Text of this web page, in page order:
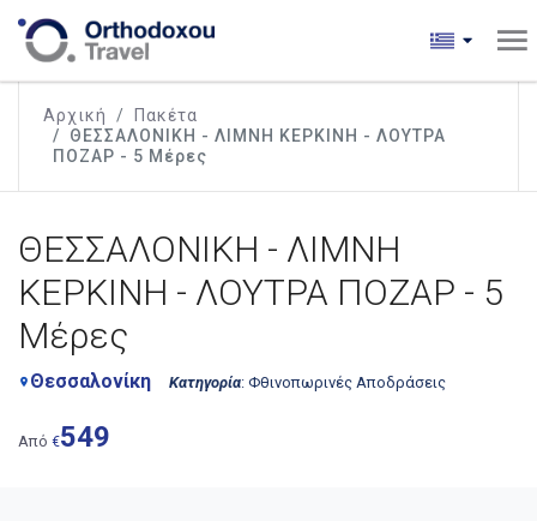
Αρχική
Πακέτα
ΘΕΣΣΑΛΟΝΙΚΗ - ΛΙΜΝΗ ΚΕΡΚΙΝΗ - ΛΟΥΤΡΑ
ΠΟΖΑΡ - 5 Μέρες
ΘΕΣΣΑΛΟΝΙΚΗ - ΛΙΜΝΗ
ΚΕΡΚΙΝΗ - ΛΟΥΤΡΑ ΠΟΖΑΡ - 5
Μέρες
place Θεσσαλονίκη Κατηγορία: Φθινοπωρινές Αποδράσεις
Από €549